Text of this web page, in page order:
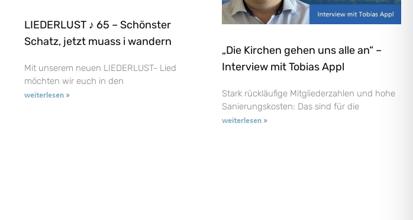
LIEDERLUST ♪ 65 – Schönster
Schatz, jetzt muass i wandern
Mit unserem neuen LIEDERLUST- Lied
möchten wir euch in den
weiterlesen »
„Die Kirchen gehen uns alle an“ –
Interview mit Tobias Appl
Stark rückläufige Mitgliederzahlen und hohe
Sanierungskosten: Das sind für die
weiterlesen »